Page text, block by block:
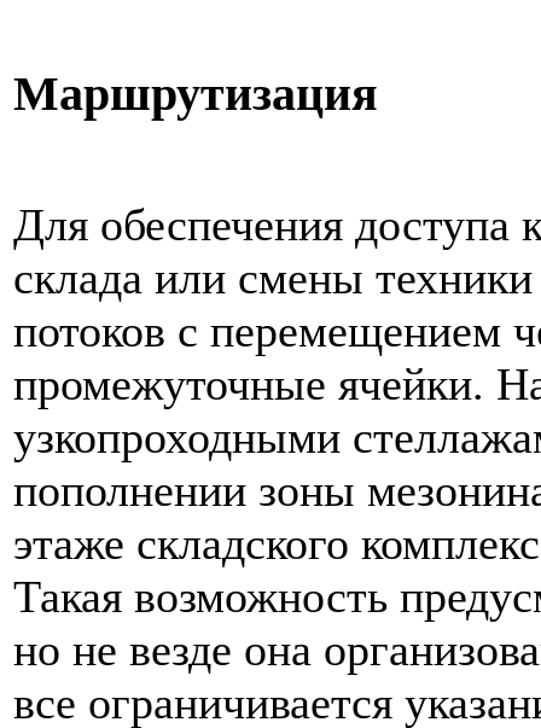
Маршрутизация
Для обеспечения доступа
склада или смены
потоков с перемещением
промежуточные ячейки.
узкопроходными
пополнении зоны
этаже складского
Такая возможность
но не везде она
все ограничивается